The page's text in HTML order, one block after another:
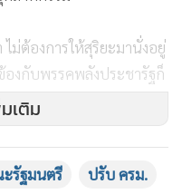
ต้องการให้สุริยะมานั่งอยู่
องกับพรรคพลังประชารัฐก็
ารกระทรวงพลังงานคน
เติม
รัฐมนตรี ปรับ ครม.